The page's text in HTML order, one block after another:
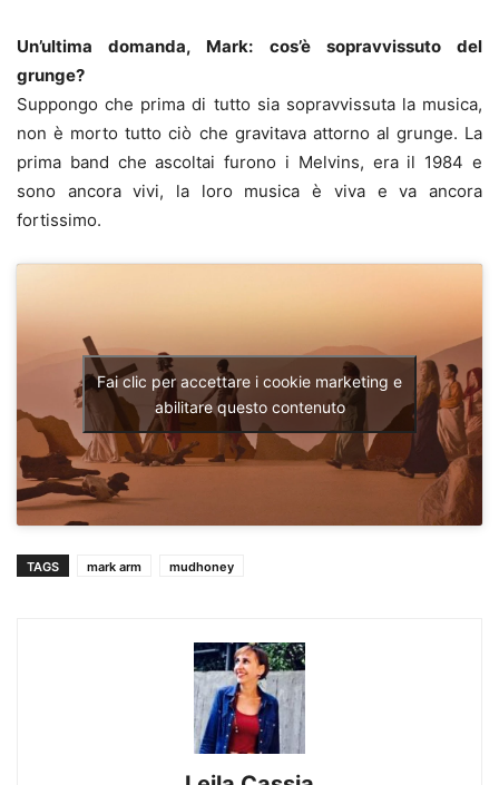
Un’ultima domanda, Mark: cos’è sopravvissuto del
grunge?
Suppongo che prima di tutto sia sopravvissuta la musica,
non è morto tutto ciò che gravitava attorno al grunge. La
prima band che ascoltai furono i Melvins, era il 1984 e
sono ancora vivi, la loro musica è viva e va ancora
fortissimo.
Fai clic per accettare i cookie marketing e
abilitare questo contenuto
TAGS mark arm mudhoney